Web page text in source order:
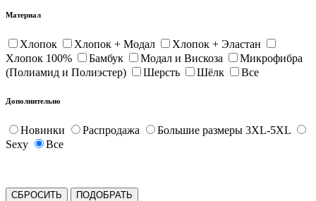
Материал
Хлопок Хлопок + Модал
Хлопок + Эластан
Хлопок 100%
Бамбук Модал и Вискоза
Микрофибра
(Полиамид и Полиэстер)
Шерсть Шёлк Все
Дополнительно
Новинки Распродажа
Большие размеры 3XL-5XL
Sexy
Все